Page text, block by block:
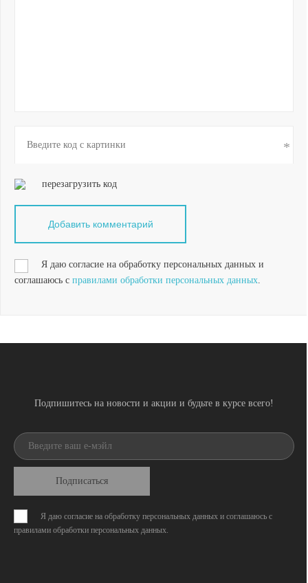
перезагрузить код
Я даю согласие на обработку персональных данных и
соглашаюсь с правилами обработки персональных данных
Подпишитесь на новости и акции и будьте в курсе всего!
Подписаться
Я даю согласие на обработку персональных данных и соглашаюсь с
правилами обработки персональных данных.